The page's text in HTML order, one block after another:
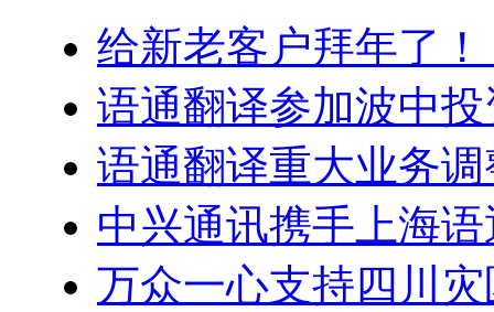
给新老客户拜年了
语通翻译参加波中
语通翻译重大业务调
中兴通讯携手上海
万众一心支持四川